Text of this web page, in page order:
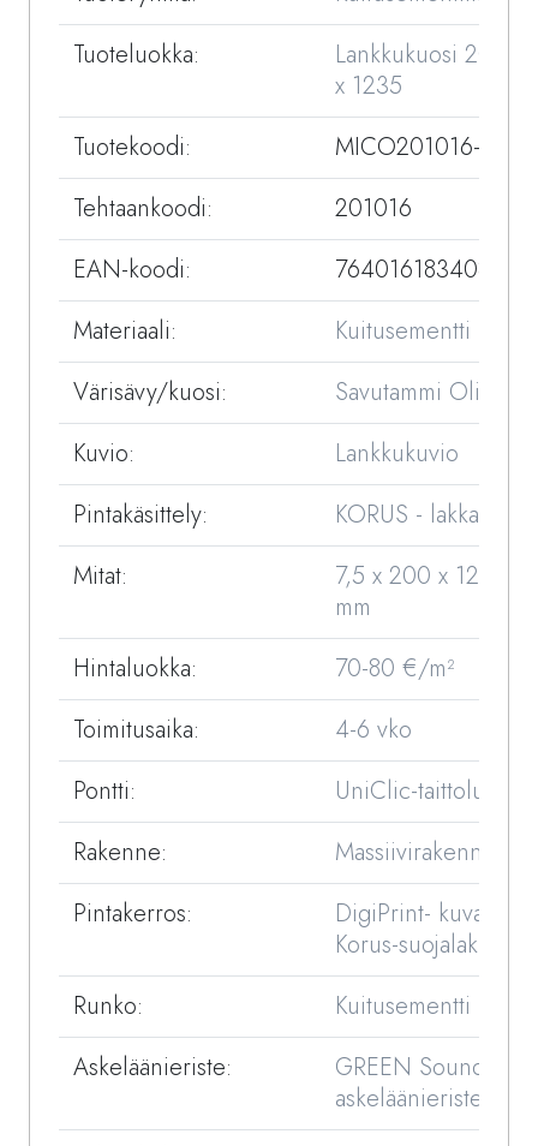
Tuoteluokka:
Lankkukuosi 200
x 1235
Tuotekoodi:
MICO201016-32
Tehtaankoodi:
201016
EAN-koodi:
7640161834088
Materiaali:
Kuitusementti
Värisävy/kuosi:
Savutammi Olive
Kuvio:
Lankkukuvio
Pintakäsittely:
KORUS - lakka
Mitat:
7,5 x 200 x 1235
mm
Hintaluokka:
70-80 €/m²
Toimitusaika:
4-6 vko
Pontti:
UniClic-taittolukko
Rakenne:
Massiivirakenne
Pintakerros:
DigiPrint- kuva ja
Korus-suojalakka
Runko:
Kuitusementti
Askeläänieriste:
GREEN Sound -
askeläänieriste